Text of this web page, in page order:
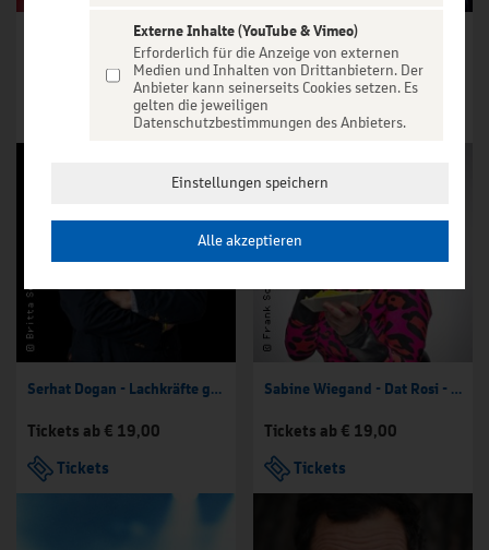
Anka Zink - K.O. Komplimente
Tickets ab € 19,00
Tickets ab € 18,88
Tickets
Serhat Dogan - Lachkräfte gesucht
Tickets ab € 19,00
Tickets
Sabine Wiegand - Dat Rosi - Heiß wie Frittenfett!
Tickets ab € 19,00
Tickets
Externe Inhalte (YouTube & Vimeo)
Erforderlich für die Anzeige von externen
Medien und Inhalten von Drittanbietern. Der
Anbieter kann seinerseits Cookies setzen. Es
gelten die jeweiligen
Datenschutzbestimmungen des Anbieters.
Einstellungen speichern
Alle akzeptieren